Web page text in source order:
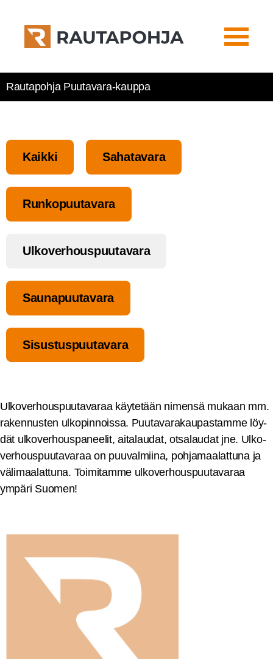
Rautapohja Puutavara-kauppa
Kaik­ki Saha­ta­va­ra
Run­ko­puu­ta­va­ra
Ulko­ver­hous­puu­ta­va­ra
Sau­na­puu­ta­va­ra
Sisus­tus­puu­ta­va­ra
Ulko­ver­hous­puu­ta­va­raa käy­te­tään nimen­sä mukaan mm.
raken­nus­ten ulko­pin­nois­sa. Puu­ta­va­ra­kau­pas­tam­me löy­
dät ulko­ver­hous­pa­nee­lit, aita­lau­dat, otsa­lau­dat jne. Ulko­
ver­hous­puu­ta­va­raa on puu­val­mii­na, poh­ja­maa­lat­tu­na ja
väli­maa­lat­tu­na. Toi­mi­tam­me ulko­ver­hous­puu­ta­va­raa
ympä­ri Suomen!